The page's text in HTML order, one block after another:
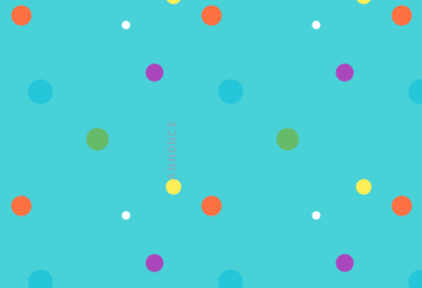
⭐ Der er endnu ikke stemt. (0 Stemmer)
SPIL NU
ANNONCE